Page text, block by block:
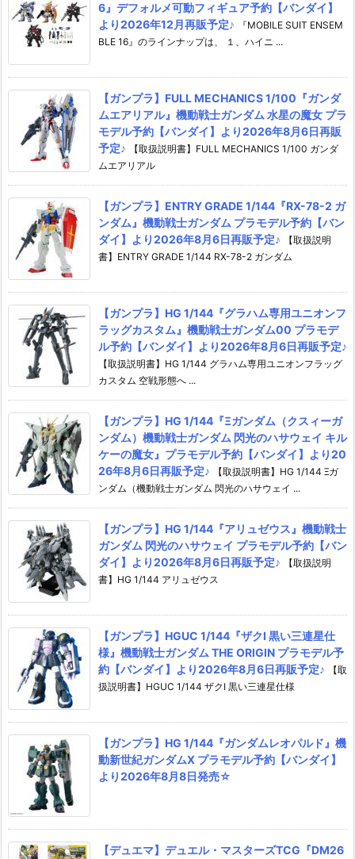
6』デフォルメ可動フィギュア予約【バンダイ】
より2026年12月再販予定♪
『MOBILE SUIT ENSEM
BLE 16』のラインナップは、 １、ハイニ ...
【ガンプラ】FULL MECHANICS 1/100『ガンダ
ムエアリアル』機動戦士ガンダム 水星の魔女 プラ
モデル予約【バンダイ】より2026年8月6日再販
予定♪
【取扱説明書】FULL MECHANICS 1/100 ガンダ
ムエアリアル
【ガンプラ】ENTRY GRADE 1/144『RX-78-2 ガ
ンダム』機動戦士ガンダム プラモデル予約【バン
ダイ】より2026年8月6日再販予定♪
【取扱説明
書】ENTRY GRADE 1/144 RX-78-2 ガンダム
【ガンプラ】HG 1/144『グラハム専用ユニオンフ
ラッグカスタム』機動戦士ガンダム00 プラモデ
ル予約【バンダイ】より2026年8月6日再販予定♪
【取扱説明書】HG 1/144 グラハム専用ユニオンフラッグ
カスタム 空戦形態へ ...
【ガンプラ】HG 1/144『Ξガンダム（クスィーガ
ンダム）機動戦士ガンダム 閃光のハサウェイ キル
ケーの魔女』プラモデル予約【バンダイ】より20
26年8月6日再販予定♪
【取扱説明書】HG 1/144 Ξガ
ンダム（機動戦士ガンダム 閃光のハサウェイ ...
【ガンプラ】HG 1/144『アリュゼウス』機動戦士
ガンダム 閃光のハサウェイ プラモデル予約【バン
ダイ】より2026年8月6日再販予定♪
【取扱説明
書】HG 1/144 アリュゼウス
【ガンプラ】HGUC 1/144『ザクI 黒い三連星仕
様』機動戦士ガンダム THE ORIGIN プラモデル予
約【バンダイ】より2026年8月6日再販予定♪
【取
扱説明書】HGUC 1/144 ザクI 黒い三連星仕様
【ガンプラ】HG 1/144『ガンダムレオパルド』機
動新世紀ガンダムX プラモデル予約【バンダイ】
より2026年8月8日発売☆
【デュエマ】デュエル・マスターズTCG『DM26